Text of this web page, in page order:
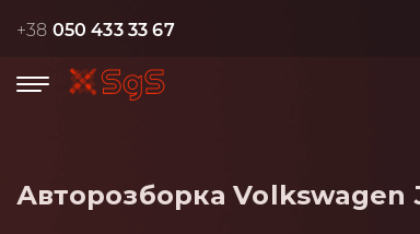
+38 050 433 33 67
Авторозборка Volkswagen